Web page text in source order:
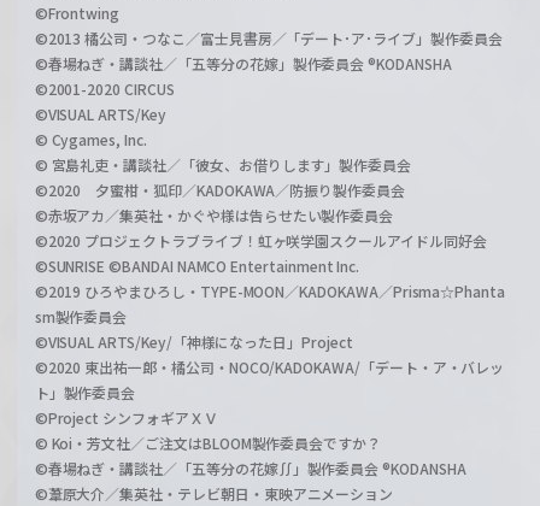
©Frontwing
©2013 橘公司・つなこ／富士見書房／「デート･ア･ライブ」製作委員会
©春場ねぎ・講談社／「五等分の花嫁」製作委員会 ®KODANSHA
©2001-2020 CIRCUS
©VISUAL ARTS/Key
© Cygames, Inc.
© 宮島礼吏・講談社／「彼女、お借りします」製作委員会
©2020 夕蜜柑・狐印／KADOKAWA／防振り製作委員会
©赤坂アカ／集英社・かぐや様は告らせたい製作委員会
©2020 プロジェクトラブライブ！虹ヶ咲学園スクールアイドル同好会
©SUNRISE ©BANDAI NAMCO Entertainment Inc.
©2019 ひろやまひろし・TYPE-MOON／KADOKAWA／Prisma☆Phanta
sm製作委員会
©VISUAL ARTS/Key/「神様になった日」Project
©2020 東出祐一郎・橘公司・NOCO/KADOKAWA/「デート・ア・バレッ
ト」製作委員会
©Project シンフォギアＸＶ
© Koi・芳文社／ご注文はBLOOM製作委員会ですか？
©春場ねぎ・講談社／「五等分の花嫁∬」製作委員会 ®KODANSHA
©葦原大介／集英社・テレビ朝日・東映アニメーション